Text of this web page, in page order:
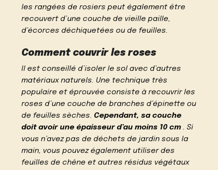
les rangées de rosiers peut également être
recouvert d’une couche de vieille paille,
d’écorces déchiquetées ou de feuilles.
Comment couvrir les roses
Il est conseillé d’isoler le sol avec d’autres
matériaux naturels. Une technique très
populaire et éprouvée consiste à recouvrir les
roses d’une couche de branches d’épinette ou
de feuilles sèches.Cependant, sa couche
doit avoir une épaisseur d’au moins 10 cm . Si
vous n’avez pas de déchets de jardin sous la
main, vous pouvez également utiliser des
feuilles de chêne et autres résidus végétaux